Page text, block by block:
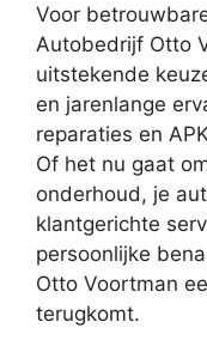
Voor
Autobedrijf Otto
uitstekende
en jarenlange
reparaties en
Of het nu gaat
onderhoud, je
klantgerichte
persoonlijke
Otto Voortman
terugkomt.